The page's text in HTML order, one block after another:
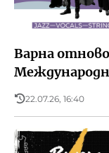
Варна
22.07.26, 16:40